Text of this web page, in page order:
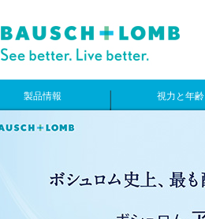
製品情報 視力と年齢